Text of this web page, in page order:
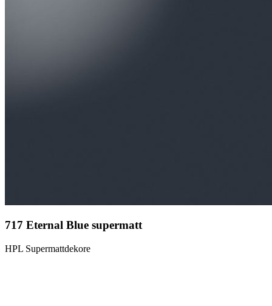
717 Eternal Blue supermatt
HPL Supermattdekore